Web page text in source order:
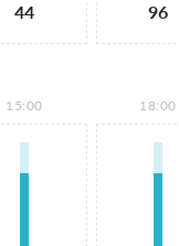
44 96
15:00 18:00